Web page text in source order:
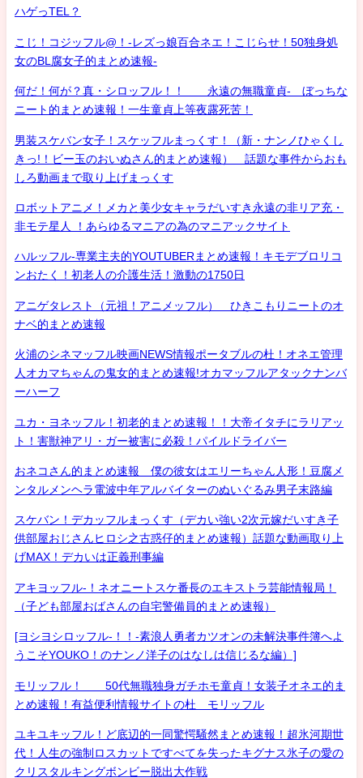
ハゲっTEL？
こじ！コジッフル@！-レズっ娘百合ネエ！こじらせ！50独身処
女のBL腐女子的まとめ速報-
何だ！何が？真・シロッフル！！ 永遠の無職童貞- ぼっちな
ニート的まとめ速報！一生童貞上等夜露死苦！
男装スケバン女子！スケッフルまっくす！（新・ナンノひゃくし
きっ!！ビー玉のおいぬさん的まとめ速報） 話題な事件からおも
しろ動画まで取り上げまっくす
ロボットアニメ！メカと美少女キャラだいすき永遠の非リア充・
非モテ星人 ！あらゆるマニアの為のマニアックサイト
ハルッフル-専業主夫的YOUTUBERまとめ速報！キモデブロリコ
ンおたく！初老人の介護生活！激動の1750日
アニゲタレスト（元祖！アニメッフル） ひきこもりニートのオ
ナベ的まとめ速報
火浦のシネマッフル映画NEWS情報ポータブルの杜！オネエ管理
人オカマちゃんの鬼女的まとめ速報!オカマッフルアタックナンバ
ーハーフ
ユカ・ヨネッフル！初老的まとめ速報！！大帝イタチにラリアッ
ト！害獣神アリ・ガー被害に必殺！パイルドライバー
おネコさん的まとめ速報 僕の彼女はエリーちゃん人形！豆腐メ
ンタルメンヘラ電波中年アルバイターのぬいぐるみ男子末路編
スケバン！デカッフルまっくす（デカい強い2次元嫁だいすき子
供部屋おじさんヒロシ之古惑仔的まとめ速報）話題な動画取り上
げMAX！デカいは正義刑事編
アキヨッフル-！ネオニートスケ番長のエキストラ芸能情報局！
（子ども部屋おばさんの自宅警備員的まとめ速報）
[ヨシヨシロッフル-！！-素浪人勇者カツオンの未解決事件簿へよ
うこそYOUKO！のナンノ洋子のはなしは信じるな編）]
モリッフル！ 50代無職独身ガチホモ童貞！女装子オネエ的ま
とめ速報！有益便利情報サイトの杜 モリッフル
ユキユキッフル！ど底辺的一同驚愕騒然まとめ速報！超氷河期世
代！人生の強制ロスカットですべてを失ったキグナス氷子の愛の
クリスタルキングボンビー脱出大作戦